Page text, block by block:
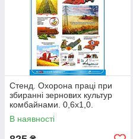
Стенд. Охорона праці при
збиранні зернових культур
комбайнами. 0,6х1,0.
Пластик
В наявності